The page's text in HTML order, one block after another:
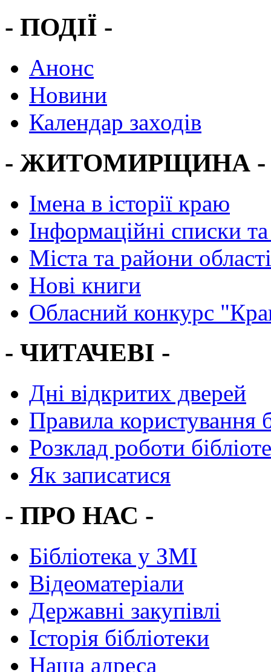
- ПОДІЇ -
Анонс
Новини
Календар заходів
- ЖИТОМИРЩИНА -
Імена в історії краю
Інформаційні списки
Міста та райони області
Нові книги
Обласний конкурс
- ЧИТАЧЕВІ -
Дні відкритих дверей
Правила користування
Розклад роботи
Як записатися
- ПРО НАС -
Бібліотека у ЗМІ
Відеоматеріали
Державні закупівлі
Історія бібліотеки
Наша адреса